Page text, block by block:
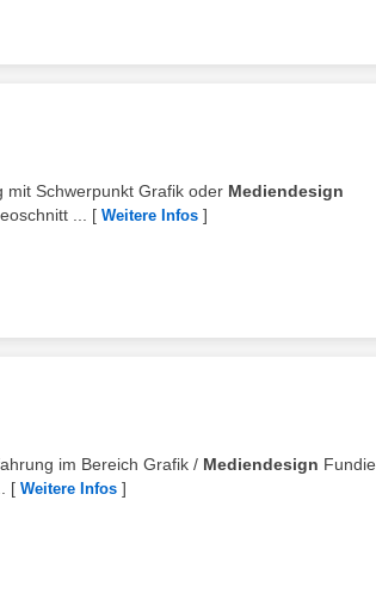
mit Schwerpunkt Grafik oder Mediendesign
...
[ Weitere Infos ]
im Bereich Grafik / Mediendesign
[ Weitere Infos ]